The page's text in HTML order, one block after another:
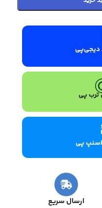
دیجی‌پی
ترب پی
پی
ارسال سریع